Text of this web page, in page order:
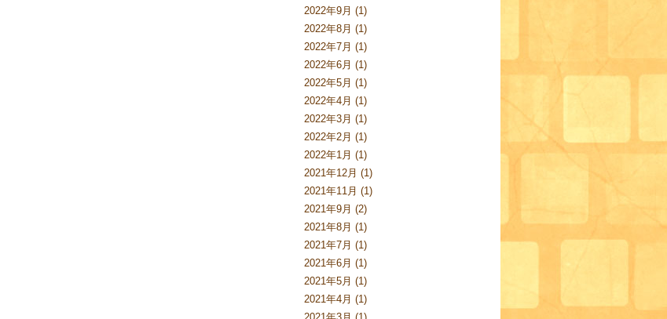
2022年9月 (1)
2022年8月 (1)
2022年7月 (1)
2022年6月 (1)
2022年5月 (1)
2022年4月 (1)
2022年3月 (1)
2022年2月 (1)
2022年1月 (1)
2021年12月 (1)
2021年11月 (1)
2021年9月 (2)
2021年8月 (1)
2021年7月 (1)
2021年6月 (1)
2021年5月 (1)
2021年4月 (1)